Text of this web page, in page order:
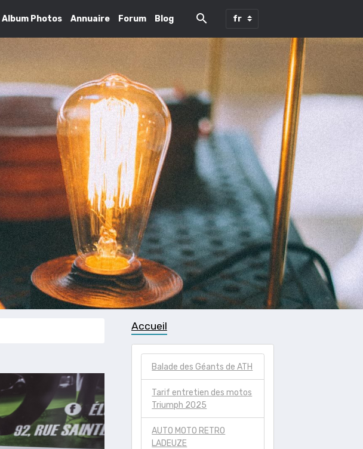
Album Photos Annuaire Forum Blog
Accueil
Balade des Géants de ATH
Tarif entretien des motos
Triumph 2025
AUTO MOTO RETRO
LADEUZE